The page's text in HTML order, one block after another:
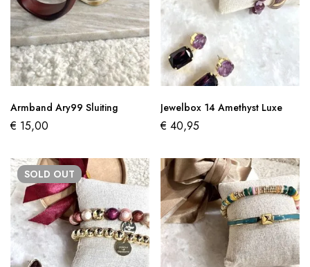
Armband Ary99 Sluiting
€ 15,00
Jewelbox 14 Amethyst Luxe
€ 40,95
SOLD OUT